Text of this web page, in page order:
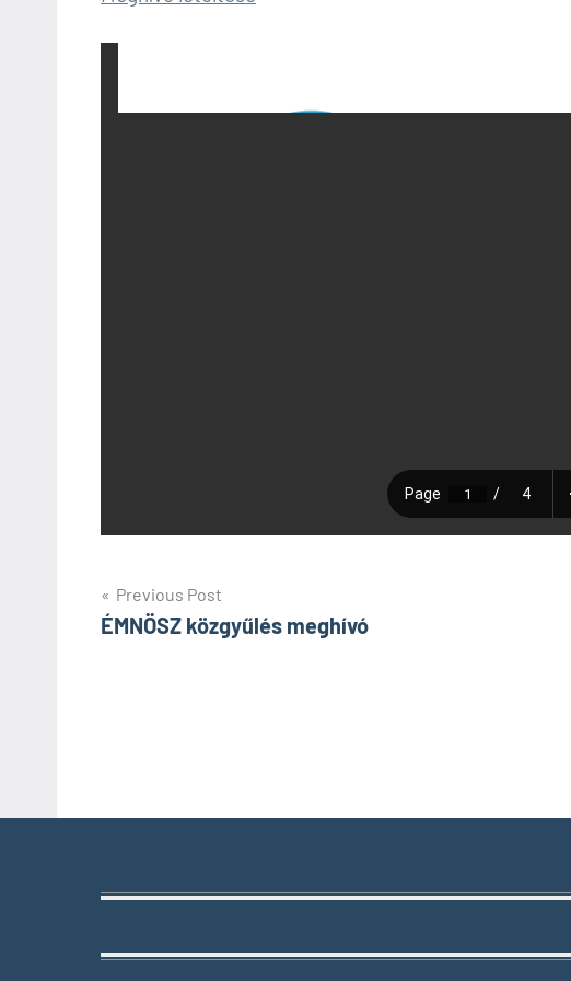
Bejegyzés
navigáció
Previous Post
ÉMNÖSZ közgyűlés meghívó